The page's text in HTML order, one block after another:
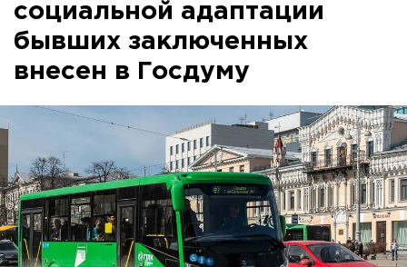
социальной адаптации
бывших заключенных
внесен в Госдуму